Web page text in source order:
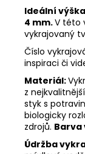
Ideální
4 mm.V této
vykrajovaný
Číslo
inspiraci či
Materiál:
z
styk s
biologicky
zdrojů.
Údržba